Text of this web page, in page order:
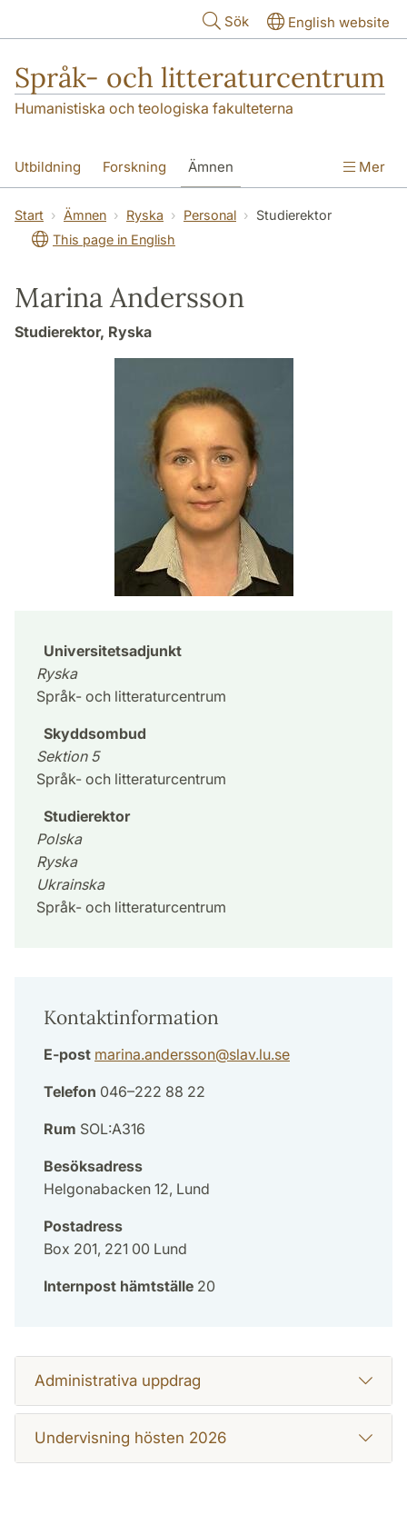
Sök English website
Språk- och litteraturcentrum
Humanistiska och teologiska fakulteterna
Utbildning Forskning Ämnen
SOL-husen Kontakt Institutionen
översättning till svenska
Mer
Start Ämnen Ryska Personal
Studierektor
This page in English
Marina Andersson
Studierektor, Ryska
Universitetsadjunkt
Ryska
Språk- och litteraturcentrum
Skyddsombud
Sektion 5
Språk- och litteraturcentrum
Studierektor
Polska
Ryska
Ukrainska
Språk- och litteraturcentrum
Kontaktinformation
E-post marina.andersson@slav.lu.se
Telefon 046–222 88 22
Rum SOL:A316
Besöksadress
Helgonabacken 12, Lund
Postadress
Box 201, 221 00 Lund
Internpost hämtställe 20
Administrativa uppdrag
Undervisning hösten 2026